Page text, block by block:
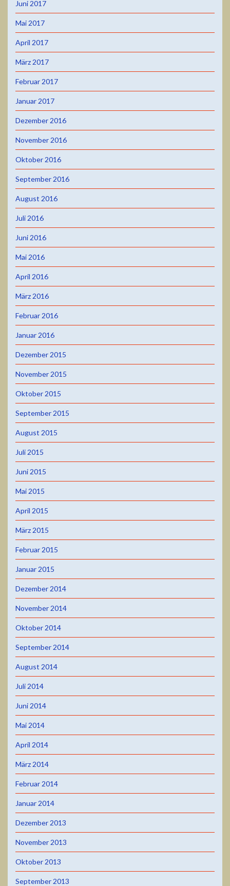
Juni 2017
Mai 2017
April 2017
März 2017
Februar 2017
Januar 2017
Dezember 2016
November 2016
Oktober 2016
September 2016
August 2016
Juli 2016
Juni 2016
Mai 2016
April 2016
März 2016
Februar 2016
Januar 2016
Dezember 2015
November 2015
Oktober 2015
September 2015
August 2015
Juli 2015
Juni 2015
Mai 2015
April 2015
März 2015
Februar 2015
Januar 2015
Dezember 2014
November 2014
Oktober 2014
September 2014
August 2014
Juli 2014
Juni 2014
Mai 2014
April 2014
März 2014
Februar 2014
Januar 2014
Dezember 2013
November 2013
Oktober 2013
September 2013